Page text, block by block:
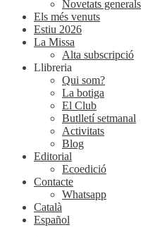
Novetats generals
Els més venuts
Estiu 2026
La Missa
Alta subscripció
Llibreria
Qui som?
La botiga
El Club
Butlletí setmanal
Activitats
Blog
Editorial
Ecoedició
Contacte
Whatsapp
Català
Español